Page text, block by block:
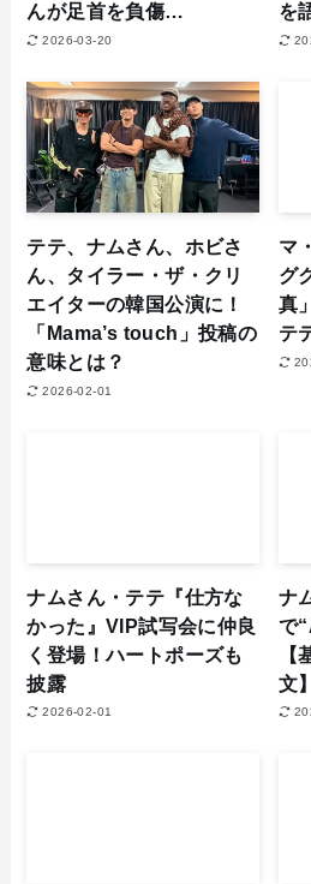
んが足首を負傷…
2026-03-20
を
テテ、ナムさん、ホビさ
ん、タイラー・ザ・クリ
エイターの韓国公演に！
「Mama’s touch」投稿の
意味とは？
2026-02-01
マ
グ
真
テ
ナムさん・テテ『仕方な
かった』VIP試写会に仲良
く登場！ハートポーズも
披露
2026-02-01
ナ
で
文】